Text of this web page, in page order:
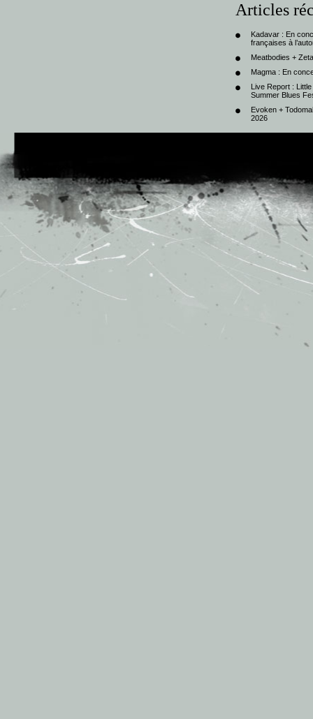
Articles
Kadavar : En
françaises à
Meatbodies +
Magma : En
Live Report :
Summer Blues
Evoken +
2026